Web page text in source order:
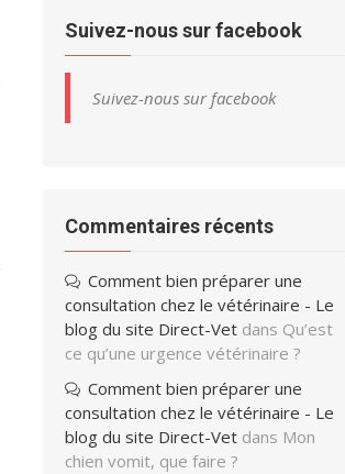
Suivez-nous sur facebook
Suivez-nous sur facebook
Commentaires récents
Comment bien préparer une
consultation chez le vétérinaire - Le
blog du site Direct-Vet dans Qu’est
ce qu’une urgence vétérinaire ?
Comment bien préparer une
consultation chez le vétérinaire - Le
blog du site Direct-Vet dans Mon
chien vomit, que faire ?